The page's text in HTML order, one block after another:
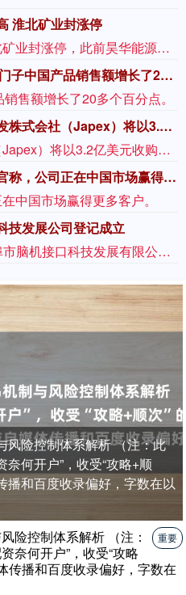
淮北矿业封涨停
午后煤炭板块持续走高，淮北矿业封涨停，此前昊华能源、大有能源涨停，兖矿能源、晋控煤业、平煤股份、潞安环能、中煤能源均涨超5%。
西门子CEO：西门子中国产品销售额增长了20多个百分点。
售额增长了20多个百分点。
日本石油资源开发株式会社（Japex）将以3.2亿美元收购美国石油天然气公司Fundare。
日本石油资源开发株式会社（Japex）将以3.2亿美元收购美国石油天然气公司Fundare。
西门子首席执行官称，公司正在中国市场赢得更多客户。
中国市场赢得更多客户。
技发展公司登记成立
企查查APP显示，近日，蚌埠市脑机接口科技发展有限公司成立，经营范围包含：人工智能应用软件开发；软件开发；互联网数据服务；云计算装备技术服务；物联网技术服务等。企查查股权穿透显示，该公司由蚌埠市中城振兴产业投资有限责任公司、蚌埠恒运投资管理有限公司共同持股。
风险控制体系解析 （注：此
何开户”，收受“攻略+顺
播和百度收录偏好，字数在以
重要
险控制体系解析 （注：
奈何开户”，收受“攻略
传播和百度收录偏好，字数在